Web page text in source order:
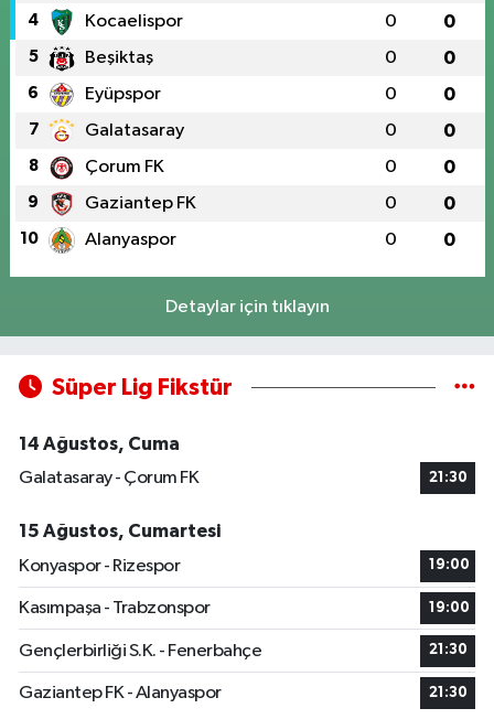
4 Kocaelispor 0 0
5 Beşiktaş 0 0
6 Eyüpspor 0 0
7 Galatasaray 0 0
8 Çorum FK 0 0
9 Gaziantep FK 0 0
10 Alanyaspor 0 0
Detaylar için tıklayın
Süper Lig Fikstür
14 Ağustos, Cuma
Galatasaray - Çorum FK
21:30
15 Ağustos, Cumartesi
Konyaspor - Rizespor
19:00
Kasımpaşa - Trabzonspor 19:00
Gençlerbirliği S.K. - Fenerbahçe 21:30
Gaziantep FK - Alanyaspor 21:30